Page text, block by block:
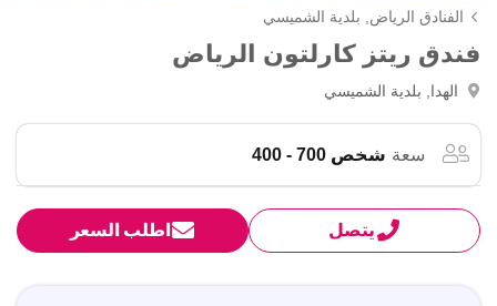
الفنادق الرياض, بلدية الشميسي
فندق ريتز كارلتون الرياض
سعة شخص 700 - 400
يتصل اطلب السعر